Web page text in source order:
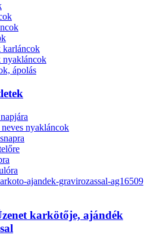
karláncok
nyakláncok
ápolás
nyakláncok
karkötője, ajándék